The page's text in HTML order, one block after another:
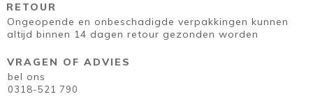
RETOUR
Ongeopende en onbeschadigde verpakkingen kunnen
altijd binnen 14 dagen retour gezonden worden
VRAGEN OF ADVIES
bel ons
0318-521 790